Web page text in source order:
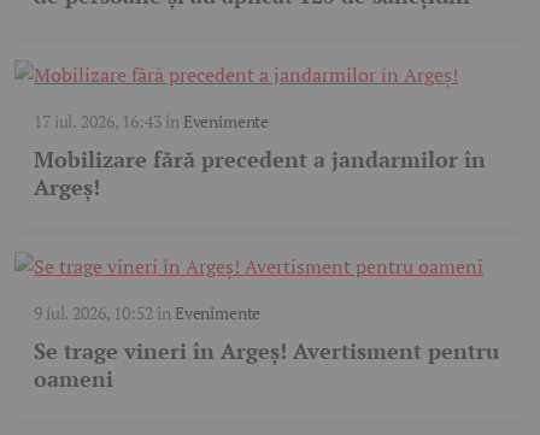
17 iul. 2026, 16:43în Evenimente
Mobilizare fără precedent a jandarmilor în
Argeș!
9 iul. 2026, 10:52 în Evenimente
Se trage vineri în Argeș! Avertisment pentru
oameni